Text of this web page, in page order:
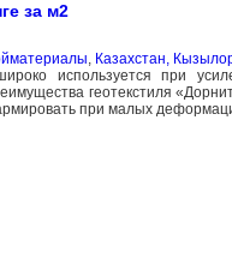
за м2
, Казахстан,
используется при
геотекстиля
при малых